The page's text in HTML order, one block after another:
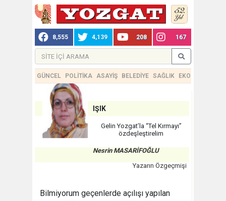
8,555 4,139 208 167
GÜNCEL POLİTİKA ASAYİŞ BELEDİYE SAĞLIK EKONOMİ
IŞIK
Gelin Yozgat’la “Tel Kırmayı”
özdeşleştirelim
Nesrin MASARİFOĞLU
Yazarın Özgeçmişi
Bilmiyorum geçenlerde açılışı yapılan